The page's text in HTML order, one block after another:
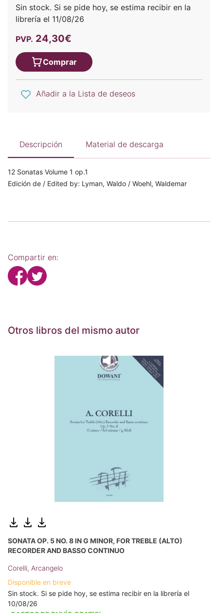
Sin stock. Si se pide hoy, se estima recibir en la
librería el 11/08/26
PVP. 24,30€
Comprar
Añadir a la Lista de deseos
Descripción Material de descarga
12 Sonatas Volume 1 op.1
Edición de / Edited by: Lyman, Waldo / Woehl, Waldemar
Compartir en:
Otros libros del mismo autor
SONATA OP. 5 NO. 8 IN G MINOR, FOR TREBLE (ALTO)
RECORDER AND BASSO CONTINUO
Corelli, Arcangelo
Disponible en breve
Sin stock. Si se pide hoy, se estima recibir en la librería el
10/08/26